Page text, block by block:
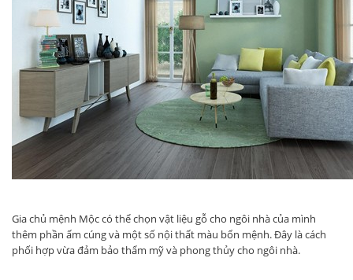
Gia chủ mệnh Mộc có thể chọn vật liệu gỗ cho ngôi nhà của mình
thêm phần ấm cúng và một số nội thất màu bổn mệnh. Đây là cách
phối hợp vừa đảm bảo thẩm mỹ và phong thủy cho ngôi nhà.